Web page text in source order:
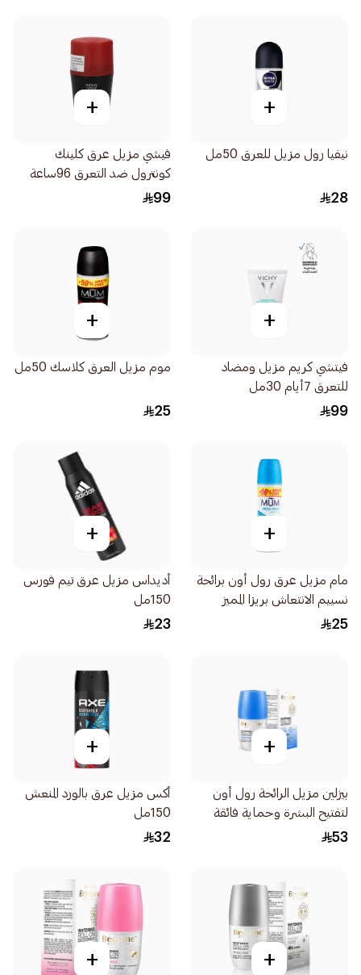
+
نيفيا رول مزيل للعرق 50مل
28
+
فيشي مزيل عرق كلينك
كونترول ضد التعرق 96ساعة
رجالي 50مل
99
+
فيتشي كريم مزيل ومضاد
للتعرق 7أيام 30مل
99
+
موم مزيل العرق كلاسك 50مل
25
+
مام مزيل عرق رول أون برائحة
نسييم الانتعاش بريزا المميز
75مل
25
+
أديداس مزيل عرق تيم فورس
150مل
23
+
بيزلين مزيل الرائحة رول أون
لتفتيح البشرة وحماية فائقة
سبورت بلس 1قطعة
53
+
أكس مزيل عرق بالورد المنعش
150مل
32
+
+